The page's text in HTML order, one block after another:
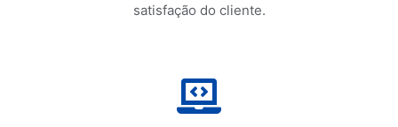
satisfação do cliente.